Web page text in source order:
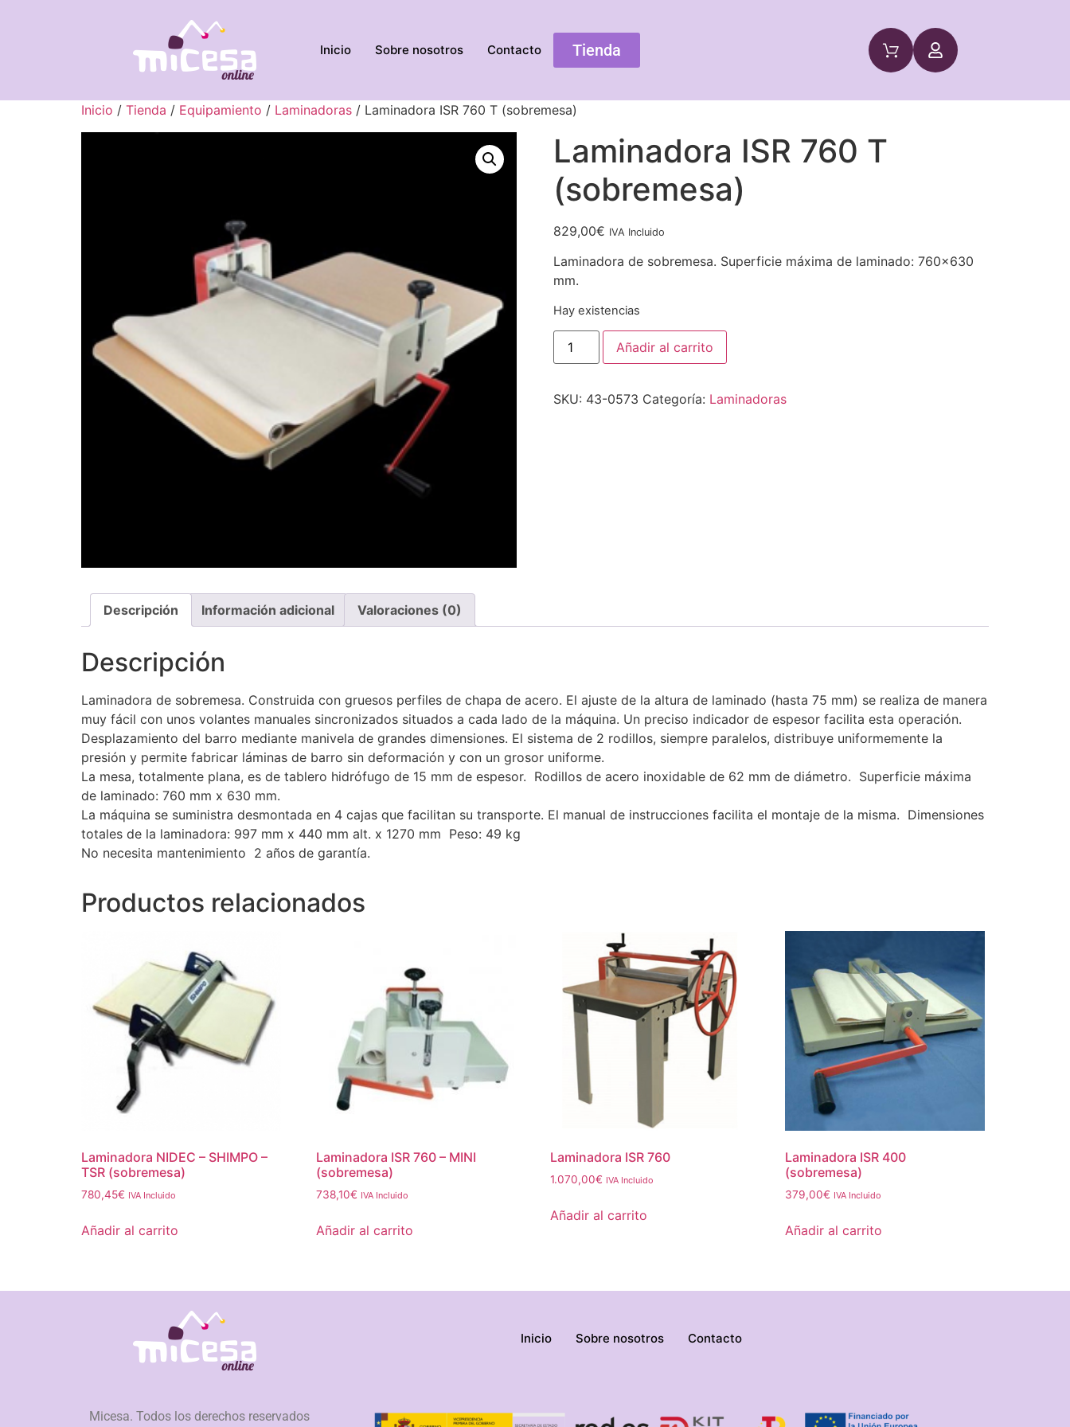
Inicio Sobre nosotros Contacto Tienda
Inicio / Tienda / Equipamiento / Laminadoras / Laminadora ISR 760 T (sobremesa)
Laminadora ISR 760 T
(sobremesa)
829,00€ IVA Incluido
Laminadora de sobremesa. Superficie máxima de laminado: 760×630
mm.
Hay existencias
Añadir al carrito
SKU: 43-0573 Categoría: Laminadoras
Descripción Información adicional Valoraciones (0)
Descripción
Laminadora de sobremesa. Construida con gruesos perfiles de chapa de acero. El ajuste de la altura de laminado (hasta 75 mm) se realiza de manera
muy fácil con unos volantes manuales sincronizados situados a cada lado de la máquina. Un preciso indicador de espesor facilita esta operación.
Desplazamiento del barro mediante manivela de grandes dimensiones. El sistema de 2 rodillos, siempre paralelos, distribuye uniformemente la
presión y permite fabricar láminas de barro sin deformación y con un grosor uniforme.
La mesa, totalmente plana, es de tablero hidrófugo de 15 mm de espesor. Rodillos de acero inoxidable de 62 mm de diámetro. Superficie máxima
de laminado: 760 mm x 630 mm.
La máquina se suministra desmontada en 4 cajas que facilitan su transporte. El manual de instrucciones facilita el montaje de la misma. Dimensiones
totales de la laminadora: 997 mm x 440 mm alt. x 1270 mm Peso: 49 kg
No necesita mantenimiento 2 años de garantía.
Productos relacionados
Laminadora NIDEC – SHIMPO –
TSR (sobremesa)
780,45€ IVA Incluido
Añadir al carrito
Laminadora ISR 760 – MINI
(sobremesa)
738,10€ IVA Incluido
Añadir al carrito
Laminadora ISR 760
1.070,00€ IVA Incluido
Añadir al carrito
Laminadora ISR 400
(sobremesa)
379,00€ IVA Incluido
Añadir al carrito
Inicio Sobre nosotros Contacto
Micesa. Todos los derechos reservados